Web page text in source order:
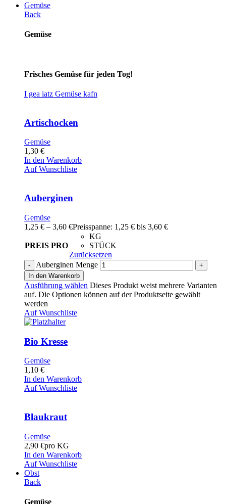
Gemüse
Back
Gemüse
Frisches Gemüse für jeden Tog!
I gea iatz Gemüse kafn
Artischocken
Gemüse
1,30 €
In den Warenkorb
Auf Wunschliste
Auberginen
Gemüse
1,25 € – 3,60 €Preisspanne: 1,25 € bis 3,60 €
PREIS PRO
KG
STÜCK
Zurücksetzen
Auberginen Menge
In den Warenkorb
Ausführung wählen Dieses Produkt weist mehrere Varianten
auf. Die Optionen können auf der Produktseite gewählt
werden
Auf Wunschliste
Bio Kresse
Gemüse
1,10 €
In den Warenkorb
Auf Wunschliste
Blaukraut
Gemüse
2,90 €pro KG
In den Warenkorb
Auf Wunschliste
Obst
Back
Gemüse